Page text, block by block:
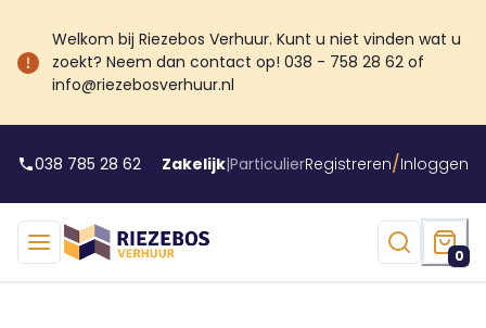
Welkom bij Riezebos Verhuur. Kunt u niet vinden wat u
zoekt? Neem dan contact op! 038 - 758 28 62 of
info@riezebosverhuur.nl
038 785 28 62 Zakelijk|ParticulierRegistreren/Inloggen
0